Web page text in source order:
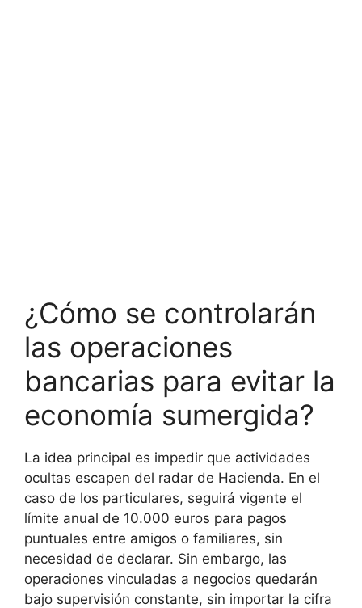
¿Cómo se controlarán
las operaciones
bancarias para evitar la
economía sumergida?
La idea principal es impedir que actividades
ocultas escapen del radar de Hacienda. En el
caso de los particulares, seguirá vigente el
límite anual de 10.000 euros para pagos
puntuales entre amigos o familiares, sin
necesidad de declarar. Sin embargo, las
operaciones vinculadas a negocios quedarán
bajo supervisión constante, sin importar la cifra